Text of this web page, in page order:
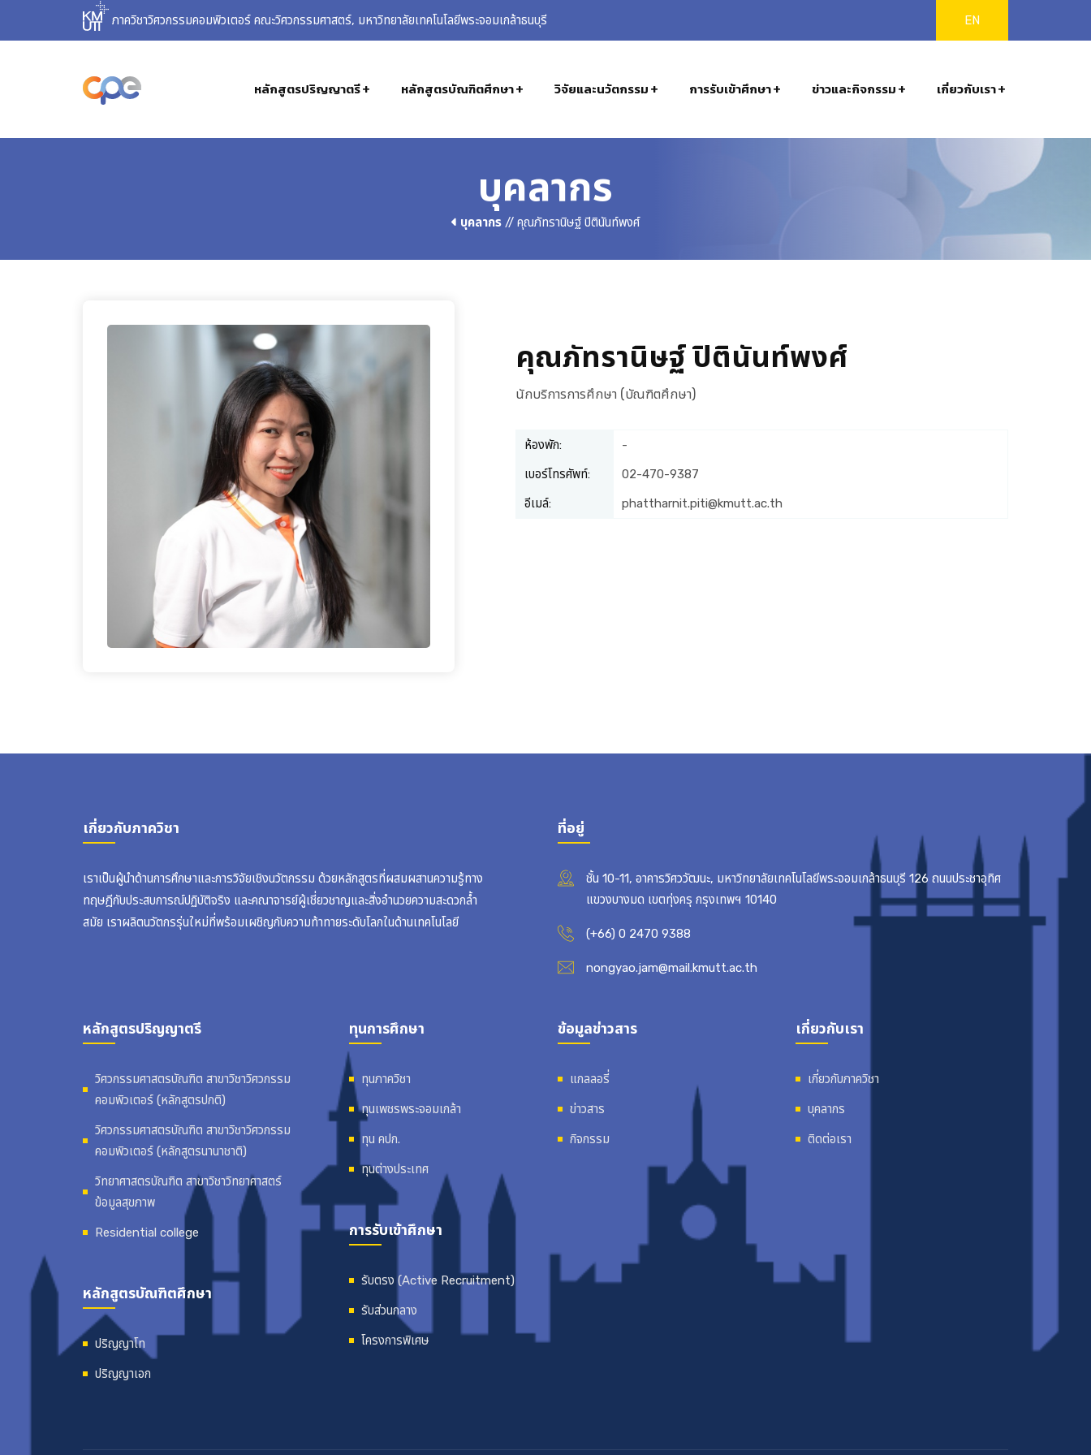
ภาควิชาวิศวกรรมคอมพิวเตอร์ คณะวิศวกรรมศาสตร์, มหาวิทยาลัยเทคโนโลยีพระจอมเกล้าธนบุรี EN
หลักสูตรปริญญาตรี หลักสูตรบัณฑิตศึกษา วิจัยและนวัตกรรม การรับเข้าศึกษา ข่าวและกิจกรรม เกี่ยวกับเรา
บุคลากร
บุคลากร // คุณภัทรานิษฐ์ ปิตินันท์พงศ์
คุณภัทรานิษฐ์ ปิตินันท์พงศ์
นักบริการการศึกษา (บัณฑิตศึกษา)
ห้องพัก:
-
เบอร์โทรศัพท์:
02-470-9387
อีเมล์:
phattharnit.piti@kmutt.ac.th
เกี่ยวกับภาควิชา
เราเป็นผู้นำด้านการศึกษาและการวิจัยเชิงนวัตกรรม ด้วยหลักสูตรที่ผสมผสานความรู้ทาง
ทฤษฎีกับประสบการณ์ปฏิบัติจริง และคณาจารย์ผู้เชี่ยวชาญและสิ่งอำนวยความสะดวกล้ำ
สมัย เราผลิตนวัตกรรุ่นใหม่ที่พร้อมเผชิญกับความท้าทายระดับโลกในด้านเทคโนโลยี
ที่อยู่
ชั้น 10-11, อาคารวิศววัฒนะ, มหาวิทยาลัยเทคโนโลยีพระจอมเกล้าธนบุรี 126 ถนนประชาอุทิศ
แขวงบางมด เขตทุ่งครุ กรุงเทพฯ 10140
(+66) 0 2470 9388
nongyao.jam@mail.kmutt.ac.th
หลักสูตรปริญญาตรี
วิศวกรรมศาสตรบัณฑิต สาขาวิชาวิศวกรรม
คอมพิวเตอร์ (หลักสูตรปกติ)
วิศวกรรมศาสตรบัณฑิต สาขาวิชาวิศวกรรม
คอมพิวเตอร์ (หลักสูตรนานาชาติ)
วิทยาศาสตรบัณฑิต สาขาวิชาวิทยาศาสตร์
ข้อมูลสุขภาพ
Residential college
หลักสูตรบัณฑิตศึกษา
ปริญญาโท
ปริญญาเอก
ทุนการศึกษา
ทุนภาควิชา
ทุนเพชรพระจอมเกล้า
ทุน คปก.
ทุนต่างประเทศ
การรับเข้าศึกษา
รับตรง (Active Recruitment)
รับส่วนกลาง
โครงการพิเศษ
ข้อมูลข่าวสาร
แกลลอรี่
ข่าวสาร
กิจกรรม
เกี่ยวกับเรา
เกี่ยวกับภาควิชา
บุคลากร
ติดต่อเรา